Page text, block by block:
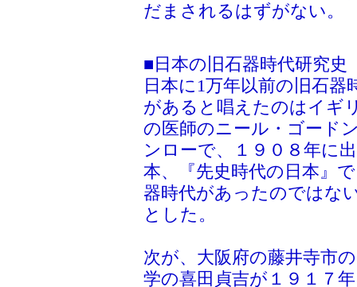
だまされるはずがない。
■日本の旧石器時代研究史
日本に1万年以前の旧石器
があると唱えたのはイギ
の医師のニール・ゴード
ンローで、１９０８年に
本、『先史時代の日本』
器時代があったのではな
とした。
次が、大阪府の藤井寺市
学の喜田貞吉が１９１７